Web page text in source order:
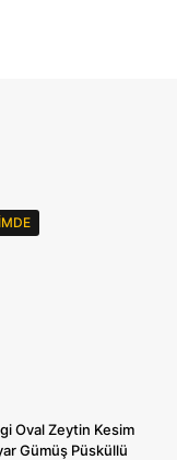
Oval Zeytin Kesim
Gümüş Püsküllü